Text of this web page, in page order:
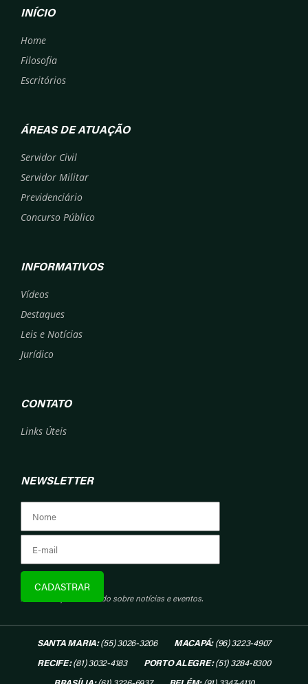
INÍCIO
Home
Filosofia
Escritórios
ÁREAS DE ATUAÇÃO
Servidor Civil
Servidor Militar
Previdenciário
Concurso Público
INFORMATIVOS
Vídeos
Destaques
Leis e Notícias
Jurídico
CONTATO
Links Úteis
NEWSLETTER
Assine e fique informado sobre notícias e eventos.
SANTA MARIA:(55) 3026-3206 MACAPÁ:(96) 3223-4907
RECIFE:(81) 3032-4183 PORTO ALEGRE:(51) 3284-8300